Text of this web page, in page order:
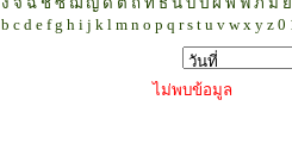
b c d e f g h i j k l m n o p q r s t u v w x y z 0
ไม่พบข้อมูล